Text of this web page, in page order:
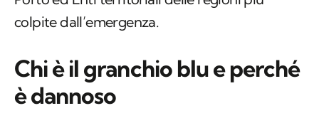
colpite dall’emergenza.
Chi è il granchio blu e perché
è dannoso